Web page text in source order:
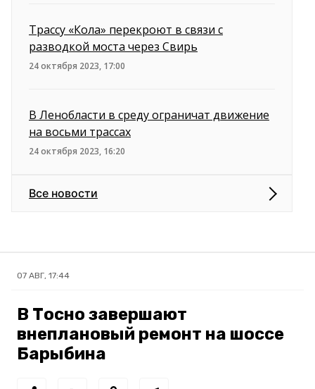
Трассу «Кола» перекроют в связи с
разводкой моста через Свирь
24 октября 2023, 17:00
В Ленобласти в среду ограничат движение
на восьми трассах
24 октября 2023, 16:20
Все новости
07 АВГ, 17:44
В Тосно завершают
внеплановый ремонт на шоссе
Барыбина